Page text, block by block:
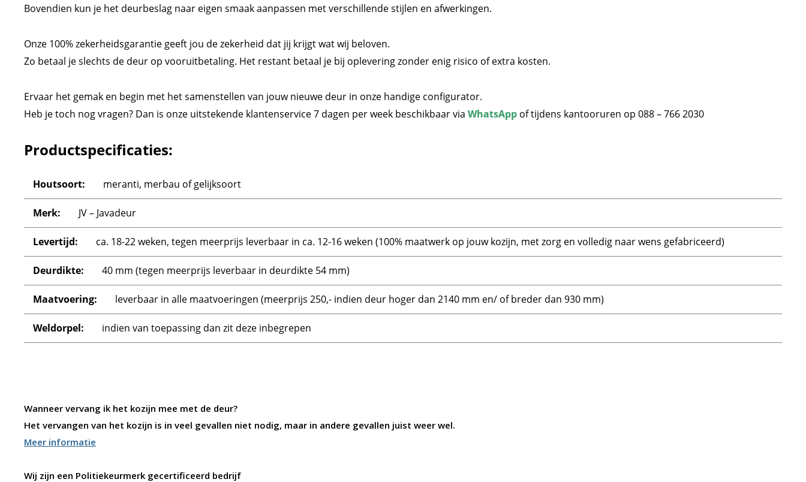
Bovendien kun je het deurbeslag naar eigen smaak aanpassen met verschillende stijlen en afwerkingen.
Onze 100% zekerheidsgarantie geeft jou de zekerheid dat jij krijgt wat wij beloven.
Zo betaal je slechts de deur op vooruitbetaling. Het restant betaal je bij oplevering zonder enig risico of extra kosten.
Ervaar het gemak en begin met het samenstellen van jouw nieuwe deur in onze handige configurator.
Heb je toch nog vragen? Dan is onze uitstekende klantenservice 7 dagen per week beschikbaar via WhatsApp of tijdens kantooruren op 088 – 766 2030
Productspecificaties:
Houtsoort: meranti, merbau of gelijksoort
Merk: JV – Javadeur
Levertijd: ca. 18-22 weken, tegen meerprijs leverbaar in ca. 12-16 weken (100% maatwerk op jouw kozijn, met zorg en volledig naar wens gefabriceerd)
Deurdikte: 40 mm (tegen meerprijs leverbaar in deurdikte 54 mm)
Maatvoering: leverbaar in alle maatvoeringen (meerprijs 250,- indien deur hoger dan 2140 mm en/ of breder dan 930 mm)
Weldorpel: indien van toepassing dan zit deze inbegrepen
Wanneer vervang ik het kozijn mee met de deur?
Het vervangen van het kozijn is in veel gevallen niet nodig, maar in andere gevallen juist weer wel.
Meer informatie
Wij zijn een Politiekeurmerk gecertificeerd bedrijf